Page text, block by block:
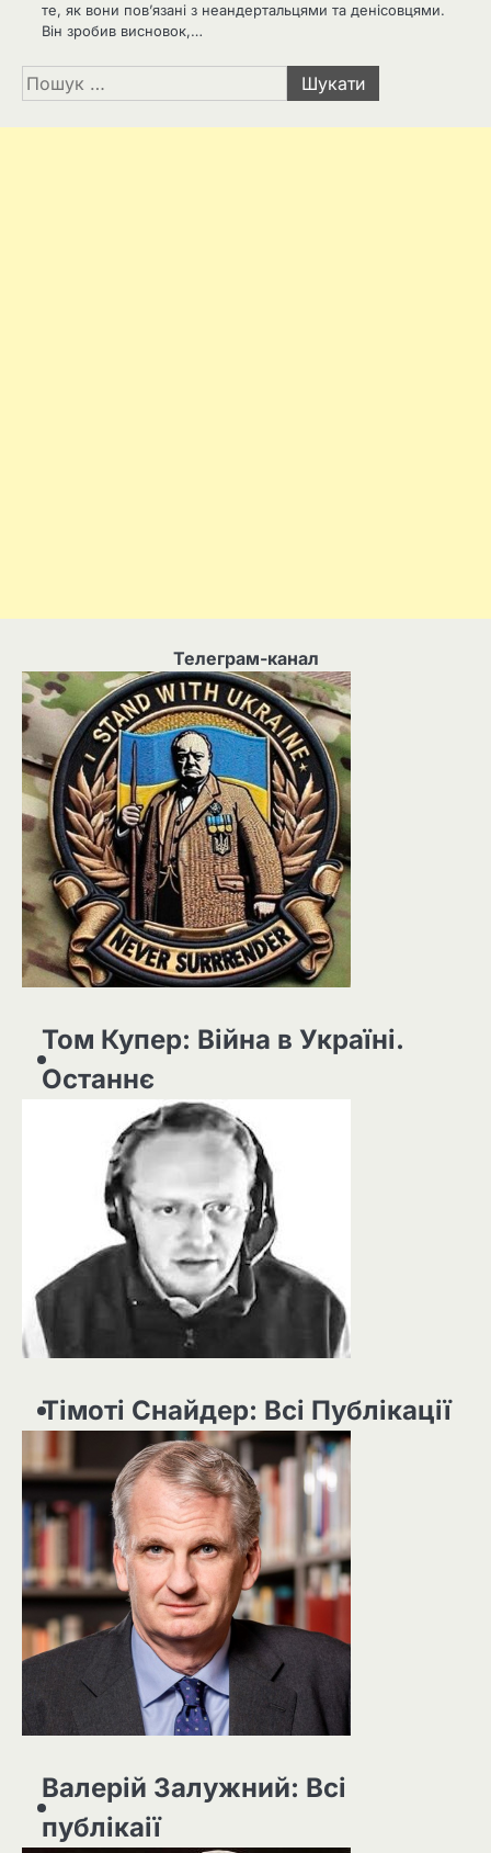
те, як вони пов’язані з неандертальцями та денісовцями.
Він зробив висновок,…
Пошук:
Телеграм-канал
Том Купер: Війна в Україні.
Останнє
Тімоті Снайдер: Всі Публікації
Валерій Залужний: Всі
публікаії